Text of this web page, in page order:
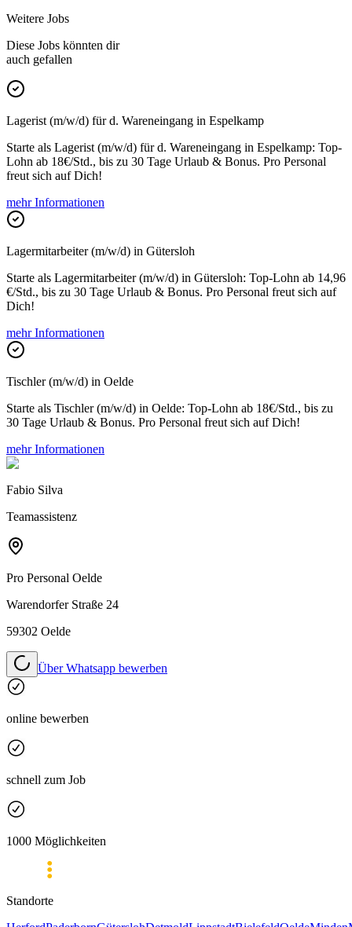
Weitere Jobs
Diese Jobs könnten dir
auch gefallen
Lagerist (m/w/d) für d. Wareneingang in Espelkamp
Starte als Lagerist (m/w/d) für d. Wareneingang in Espelkamp: Top-
Lohn ab 18€/Std., bis zu 30 Tage Urlaub & Bonus. Pro Personal
freut sich auf Dich!
mehr Informationen
Lagermitarbeiter (m/w/d) in Gütersloh
Starte als Lagermitarbeiter (m/w/d) in Gütersloh: Top-Lohn ab 14,96
€/Std., bis zu 30 Tage Urlaub & Bonus. Pro Personal freut sich auf
Dich!
mehr Informationen
Tischler (m/w/d) in Oelde
Starte als Tischler (m/w/d) in Oelde: Top-Lohn ab 18€/Std., bis zu
30 Tage Urlaub & Bonus. Pro Personal freut sich auf Dich!
mehr Informationen
Fabio Silva
Teamassistenz
Pro Personal Oelde
Warendorfer Straße 24
59302 Oelde
Über Whatsapp bewerben
online bewerben
schnell zum Job
1000 Möglichkeiten
Standorte